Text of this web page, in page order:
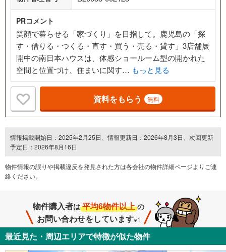
PRコメント
笑顔で暮らせる「家づくり」を目指して。鹿児島の「探
す・借りる・つくる・直す・買う・売る・貸す」3店舗展
開中の南日本ハウスは、体感ショールーム型の開かれた
空間と位置づけ、住まいに関す… もっと見る
資料をもらう 無料
情報掲載開始日：2025年2月25日、情報更新日：2026年8月3日、次回更新
予定日：2026年8月16日
物件情報の誤りや掲載違反を発⾒された方は各会社の物件詳細ページよりご連
絡ください。
物件購入者は 平均6物件以上 の
お問い合わせをしています※1
最近見た・周辺エリアで特徴が似た物件